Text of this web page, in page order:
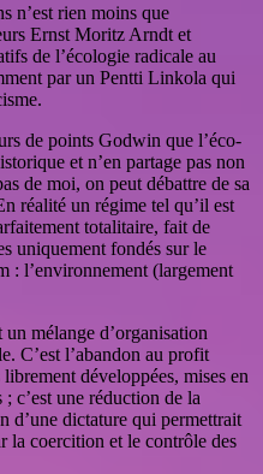
n’est rien moins que
Ernst Moritz Arndt et
de l’écologie radicale au
par un Pentti Linkola qui
de points Godwin que l’éco-
et n’en partage pas non
de moi, on peut débattre de sa
réalité un régime tel qu’il est
totalitaire, fait de
uniquement fondés sur le
: l’environnement (largement
mélange d’organisation
C’est l’abandon au profit
développées, mises en
c’est une réduction de la
d’une dictature qui permettrait
la coercition et le contrôle des